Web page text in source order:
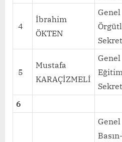
4
İbrahim
ÖKTEN
Genel
5
Mustafa
KARAÇİZMELİ
Genel
Eğitim
6
Genel